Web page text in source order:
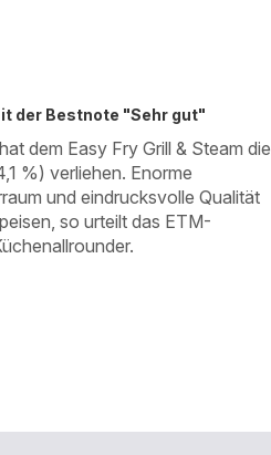
der Bestnote "Sehr gut"
dem Easy Fry Grill & Steam die
%) verliehen. Enorme
und eindrucksvolle Qualität
so urteilt das ETM-